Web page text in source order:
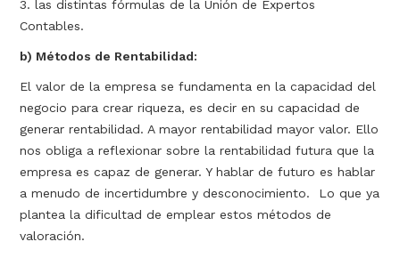
3. las distintas fórmulas de la Unión de Expertos
Contables.
b) Métodos de Rentabilidad:
El valor de la empresa se fundamenta en la capacidad del
negocio para crear riqueza, es decir en su capacidad de
generar rentabilidad. A mayor rentabilidad mayor valor. Ello
nos obliga a reflexionar sobre la rentabilidad futura que la
empresa es capaz de generar. Y hablar de futuro es hablar
a menudo de incertidumbre y desconocimiento. Lo que ya
plantea la dificultad de emplear estos métodos de
valoración.